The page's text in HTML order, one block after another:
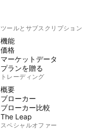
ツールとサブスクリプション
機能
価格
マーケットデータ
プランを贈る
トレーディング
概要
ブローカー
ブローカー比較
The Leap
スペシャルオファー